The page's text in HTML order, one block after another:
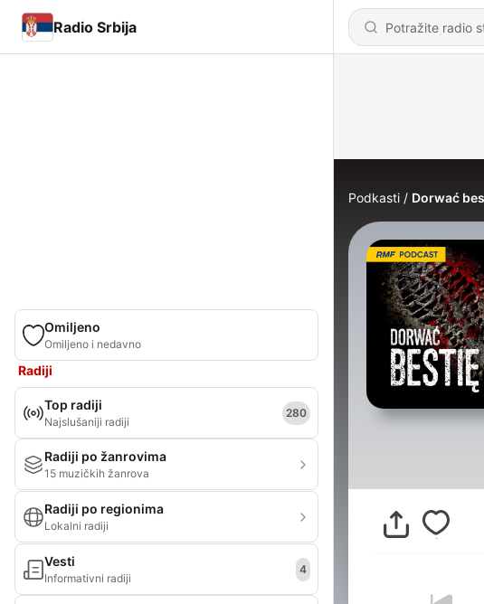
Radio Srbija
Omiljeno
Omiljeno i nedavno
Radiji
Top radiji
Najslušaniji radiji
280
Radiji po žanrovima
15 muzičkih žanrova
Radiji po regionima
Lokalni radiji
Vesti
Informativni radiji
4
Podkasti Dorwać